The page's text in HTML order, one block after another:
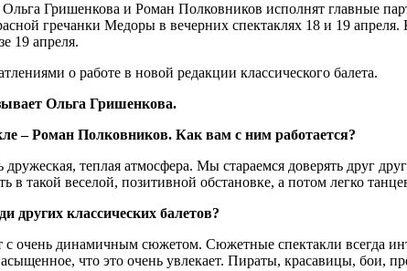
Гришенкова и Роман Полковников исполнят главные
гречанки Медоры в вечерних спектаклях 18 и 19
19 апреля.
о работе в новой редакции классического балета.
Ольга Гришенкова.
‒ Роман Полковников. Как вам с ним работается?
теплая атмосфера. Мы стараемся доверять друг
в такой веселой, позитивной обстановке, а потом легко
других классических балетов?
с очень динамичным сюжетом. Сюжетные спектакли всегда
что это очень увлекает. Пираты, красавицы, бои,